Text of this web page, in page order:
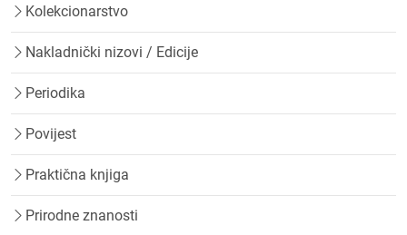
Kolekcionarstvo
Nakladnički nizovi / Edicije
Periodika
Povijest
Praktična knjiga
Prirodne znanosti